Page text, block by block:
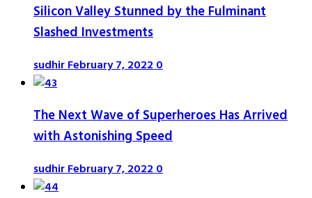
Silicon Valley Stunned by the Fulminant
Slashed Investments
sudhirFebruary 7, 20220
The Next Wave of Superheroes Has Arrived
with Astonishing Speed
sudhirFebruary 7, 20220